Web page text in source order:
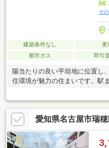
そ
建築条件なし 更
都市ガス
即引
陽当たりの良い平坦地に位置し
住環境が魅力の住まいです。駅
子育て世帯にも安心の立地。前
お車の出し入れもスムーズです
トも抑えられ、建築条件がない
合わせた住まいづくりも可能で
るため、新生活を早く始めたい
愛知県名古屋市瑞